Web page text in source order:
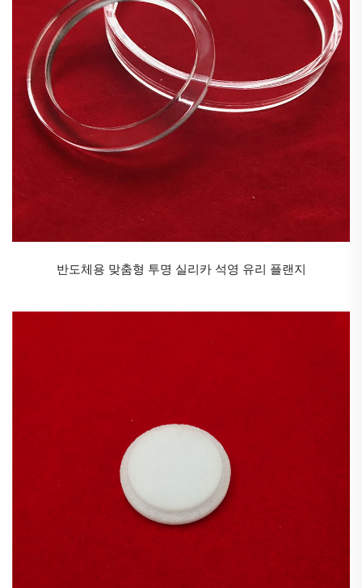
널리 사용됩니다.
유색 퀸츠 튜브
유색 퀸츠 튜브는 제조 과정에서 금속 산화물 또는 다른
첨가제를 첨가하여 특정 색상 또는 광학 특성을 구현한
튜브입니다. 이러한 튜브는 장식용 조명기구, 건축 응용
분야 및 예술적 설치물에 활용됩니다.
퀸츠 튜브의 응용 분야
퀸츠 튜브는 뛰어난 특성 덕분에 다양한 산업 분야에서
영 유리에 크게 의존하고 있습니다. 석영 튜브는 반도체
석영 튜브는 마uffle 퍼니스 및 기타 고온 가열 장치의 가
열 요소로 일반적으로 사용됩니다. 극한의 온도와 급격
한 열 순환을 견딜 수 있는 이 특성 덕분에 정밀하고 균
일한 가열이 필요한 열처리 공정 및 재료 연구와 같은
반도체용 맞춤형 투명 실리카 석영 유리 플랜지